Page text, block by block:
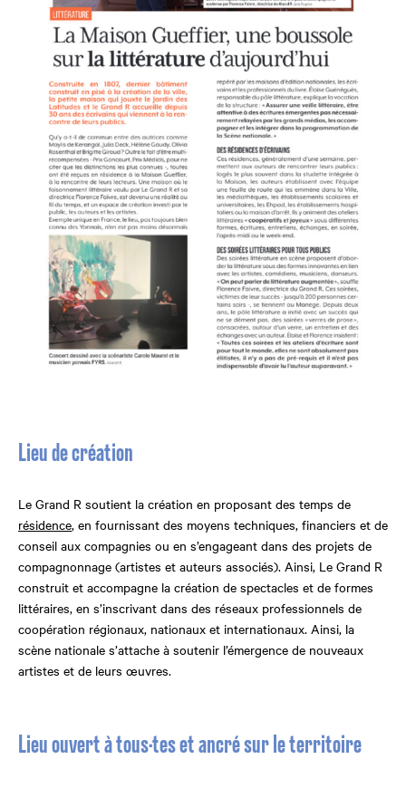
Lieu de création
Le Grand R soutient la création en proposant des temps de
résidence, en fournissant des moyens techniques, financiers et de
conseil aux compagnies ou en s’engageant dans des projets de
compagnonnage (artistes et auteurs associés). Ainsi, Le Grand R
construit et accompagne la création de spectacles et de formes
littéraires, en s’inscrivant dans des réseaux professionnels de
coopération régionaux, nationaux et internationaux. Ainsi, la
scène nationale s’attache à soutenir l’émergence de nouveaux
artistes et de leurs œuvres.
Lieu ouvert à tous·tes et ancré sur le territoire